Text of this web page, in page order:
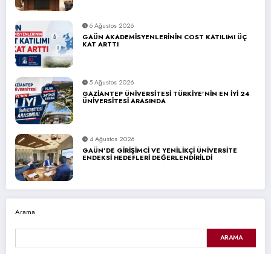
6 Ağustos 2026
GAÜN AKADEMİSYENLERİNİN COST KATILIMI ÜÇ
KAT ARTTI
5 Ağustos 2026
GAZİANTEP ÜNİVERSİTESİ TÜRKİYE’NİN EN İYİ 24
ÜNİVERSİTESİ ARASINDA
4 Ağustos 2026
GAÜN’DE GİRİŞİMCİ VE YENİLİKÇİ ÜNİVERSİTE
ENDEKSİ HEDEFLERİ DEĞERLENDİRİLDİ
Arama
ARAMA